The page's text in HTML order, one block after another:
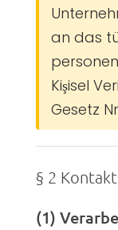
an das
Kişisel
Gesetz
§ 2 Kontakt
(1)